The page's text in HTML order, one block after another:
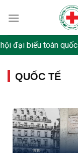
đại biểu toàn quốc
QUỐC TẾ